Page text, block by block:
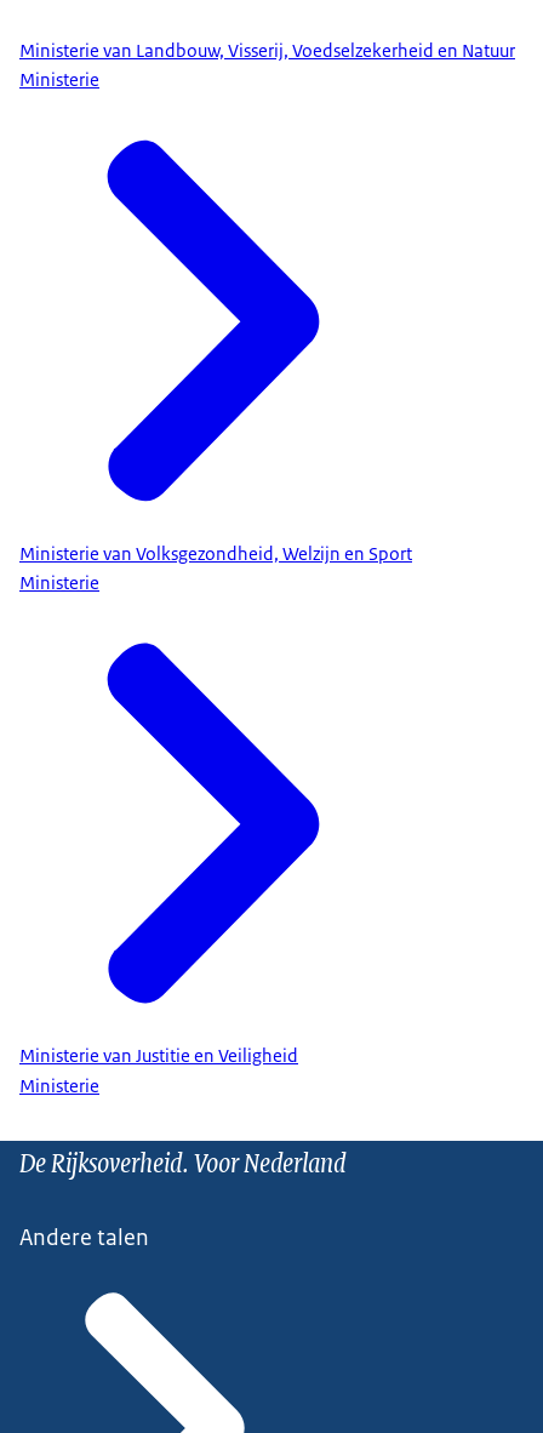
Ministerie van Landbouw, Visserij, Voedselzekerheid en Natuur
Ministerie
Ministerie van Volksgezondheid, Welzijn en Sport
Ministerie
Ministerie van Justitie en Veiligheid
Ministerie
De Rijksoverheid. Voor Nederland
Andere talen